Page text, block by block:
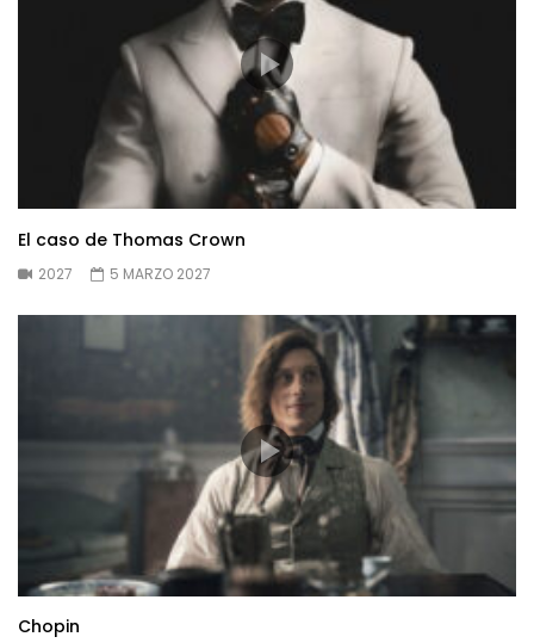
El caso de Thomas Crown
2027 5 MARZO 2027
Chopin